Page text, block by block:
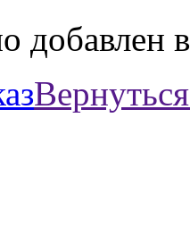
добавлен